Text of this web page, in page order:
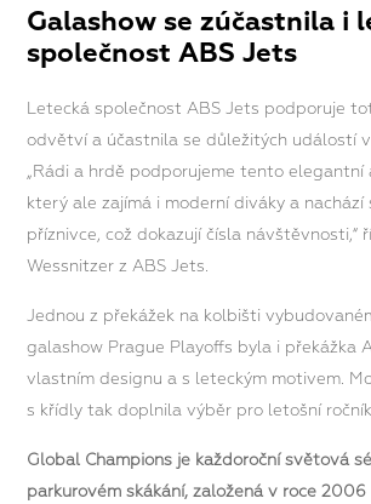
Galashow se zúčastnila i
společnost ABS Jets
Letecká společnost ABS Jets podporuje
odvětví a účastnila se důležitých událostí
„Rádi a hrdě podporujeme tento elegantní
který ale zajímá i moderní diváky a nachází
příznivce, což dokazují čísla návštěvnosti,“
Wessnitzer z ABS Jets.
Jednou z překážek na kolbišti
galashow Prague Playoffs byla i překážka
vlastním designu a s leteckým motivem.
s křídly tak doplnila výběr pro letošní
Global Champions je každoroční světová
parkurovém skákání, založená v roce 2006